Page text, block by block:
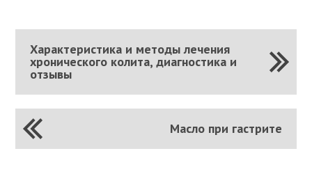
Характеристика и методы лечения
хронического колита, диагностика и
отзывы
Масло при гастрите